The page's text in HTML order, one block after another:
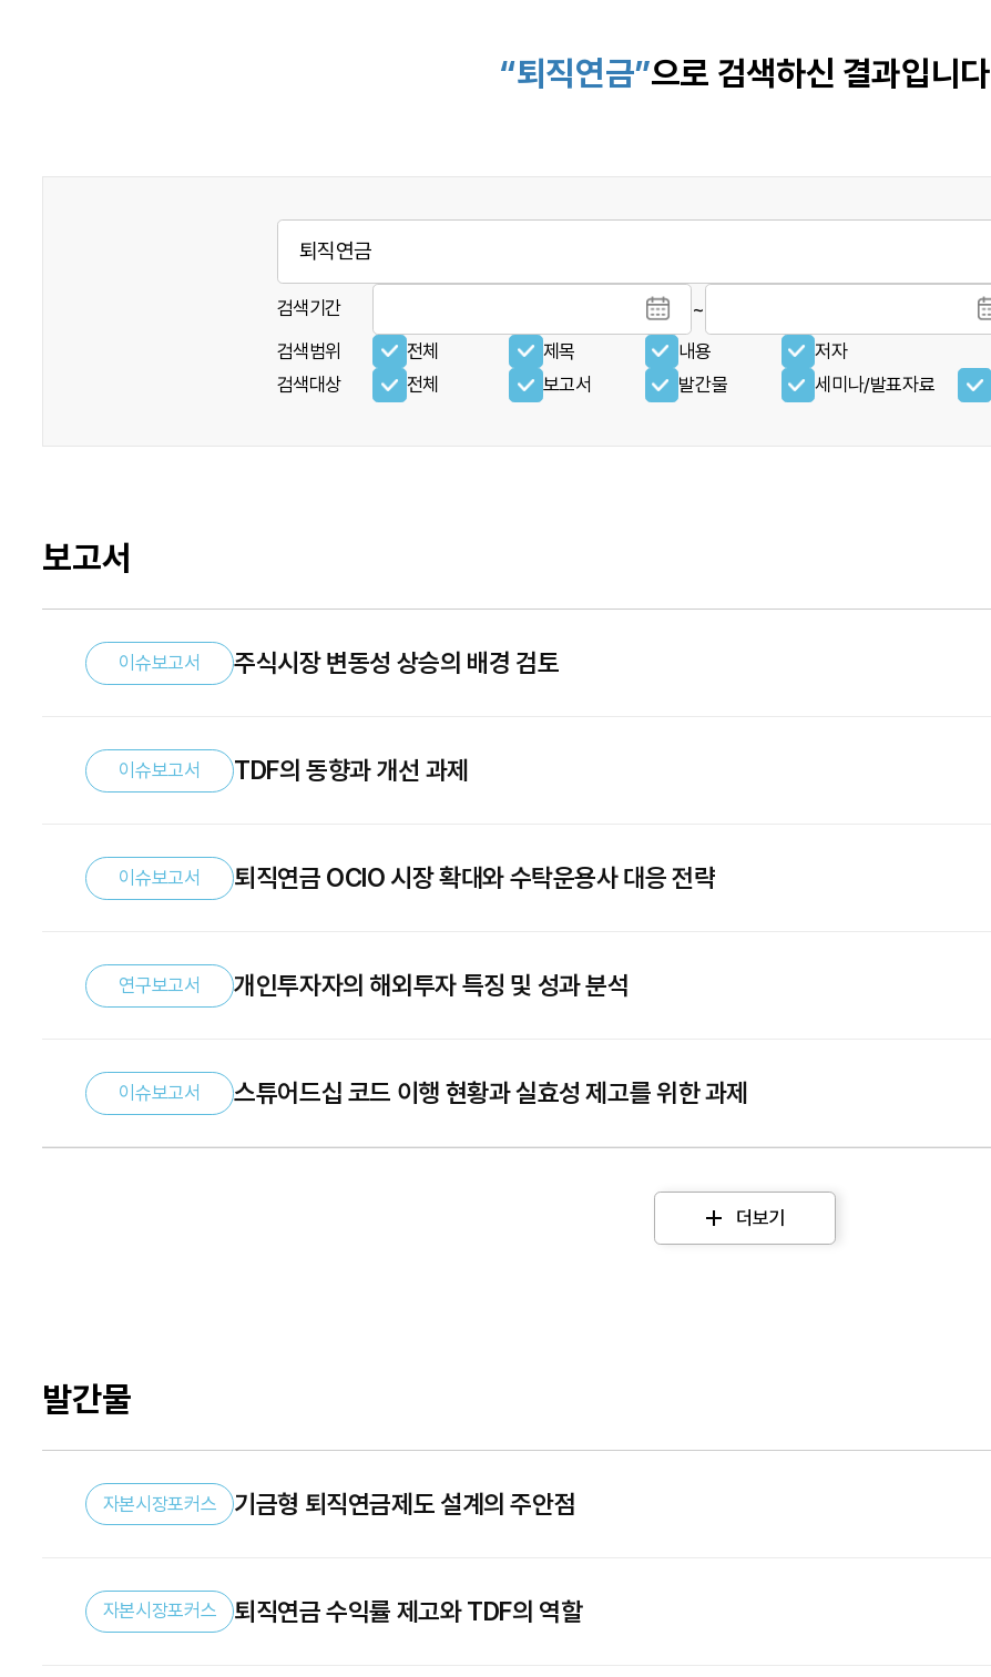
“퇴직연금”으로 검색하신 결과입니다
검색기간 ~
검색범위 전체 제목 내용
저자
검색대상
전체 보고서 발간물 세미나/발표자료
보고서
이슈보고서 주식시장 변동성 상승의 배경 검토
이슈보고서 TDF의 동향과 개선 과제
이슈보고서 퇴직연금 OCIO 시장 확대와 수탁운용사 대응 전략
연구보고서 개인투자자의 해외투자 특징 및 성과 분석
이슈보고서 스튜어드십 코드 이행 현황과 실효성 제고를 위한 과제
더보기
발간물
자본시장포커스 기금형 퇴직연금제도 설계의 주안점
자본시장포커스 퇴직연금 수익률 제고와 TDF의 역할